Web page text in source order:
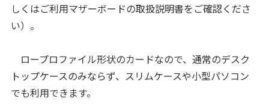
しくはご利用マザーボードの取扱説明書をご確認くださ
い）。
ロープロファイル形状のカードなので、通常のデスク
トップケースのみならず、スリムケースや小型パソコン
でも利用できます。